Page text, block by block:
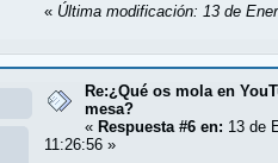
« Última modificación: 13 de
Re:¿Qué os mola en
mesa?
« Respuesta #6 en: 13 de
11:26:56 »